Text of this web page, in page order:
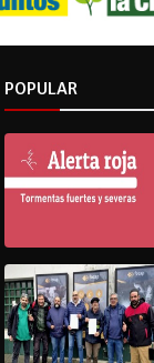
POPULAR